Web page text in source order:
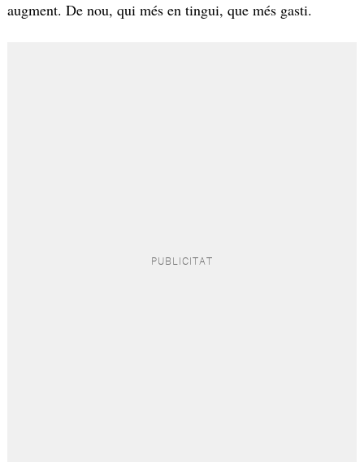
augment. De nou, qui més en tingui, que més gasti.